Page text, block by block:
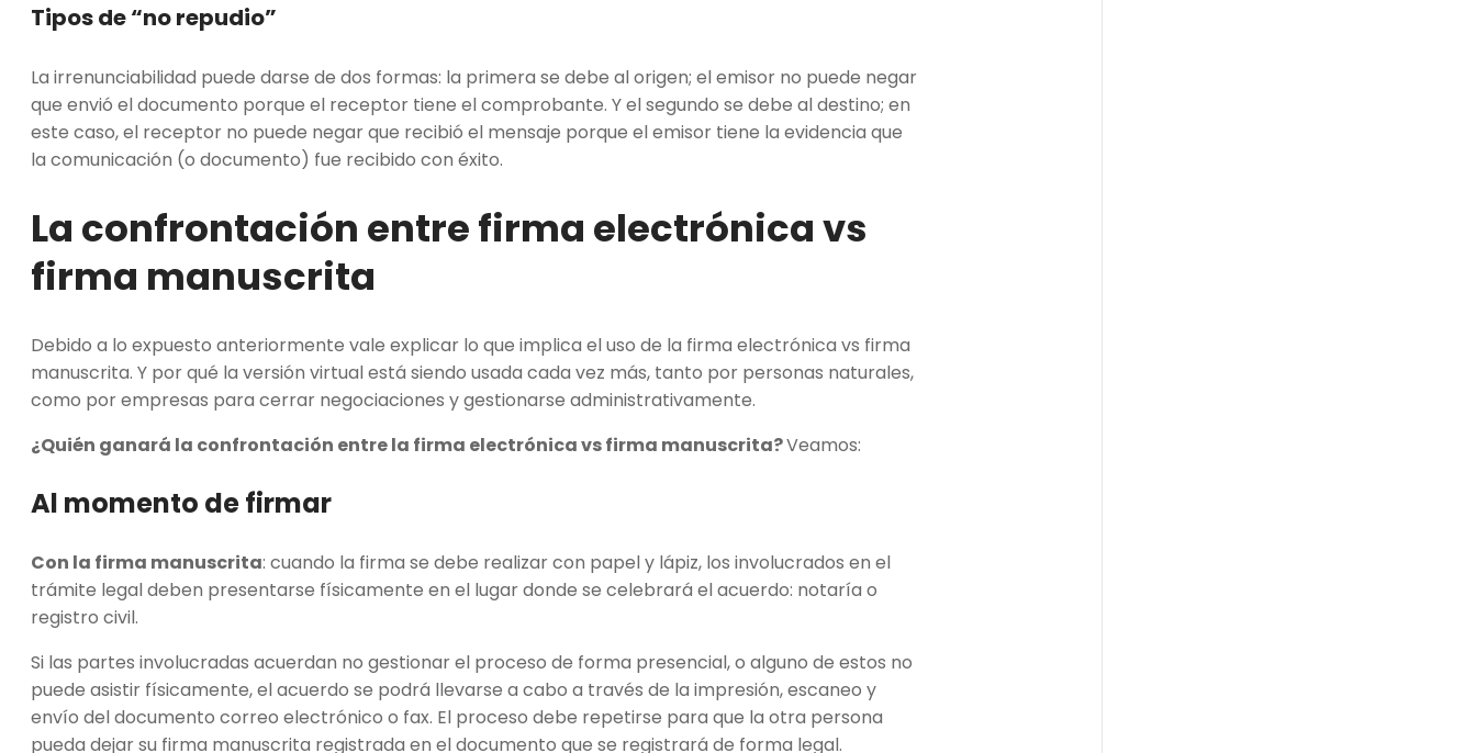
Tipos de “no repudio”
La irrenunciabilidad puede darse de dos formas: la primera se debe al origen; el emisor no puede negar
que envió el documento porque el receptor tiene el comprobante. Y el segundo se debe al destino; en
este caso, el receptor no puede negar que recibió el mensaje porque el emisor tiene la evidencia que
la comunicación (o documento) fue recibido con éxito.
La confrontación entre firma electrónica vs
firma manuscrita
Debido a lo expuesto anteriormente vale explicar lo que implica el uso de la firma electrónica vs firma
manuscrita. Y por qué la versión virtual está siendo usada cada vez más, tanto por personas naturales,
como por empresas para cerrar negociaciones y gestionarse administrativamente.
¿Quién ganará la confrontación entre la firma electrónica vs firma manuscrita?Veamos:
Al momento de firmar
Con la firma manuscrita: cuando la firma se debe realizar con papel y lápiz, los involucrados en el
trámite legal deben presentarse físicamente en el lugar donde se celebrará el acuerdo: notaría o
registro civil.
Si las partes involucradas acuerdan no gestionar el proceso de forma presencial, o alguno de estos no
puede asistir físicamente, el acuerdo se podrá llevarse a cabo a través de la impresión, escaneo y
envío del documento correo electrónico o fax. El proceso debe repetirse para que la otra persona
pueda dejar su firma manuscrita registrada en el documento que se registrará de forma legal.